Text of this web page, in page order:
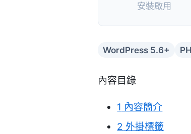
安裝啟用
WordPress 5.6+
內容目錄
1 內容簡介
2 外掛標籤